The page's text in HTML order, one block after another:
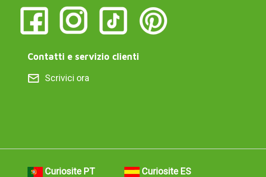
Contatti e servizio clienti
Scrivici ora
Curiosite PT Curiosite ES